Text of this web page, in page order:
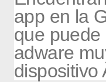
app en la
que
adware
dispositivo